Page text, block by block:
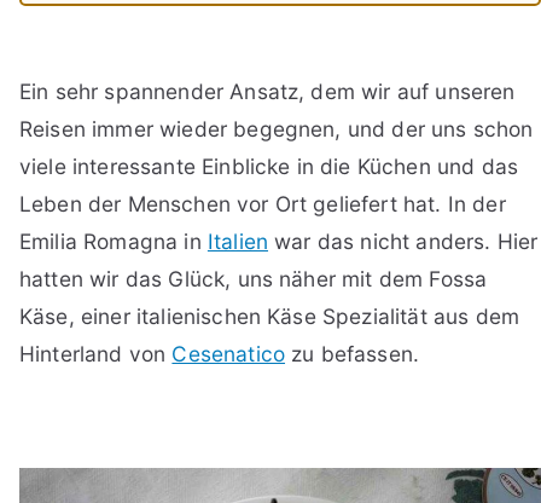
Ein sehr spannender Ansatz, dem wir auf unseren
Reisen immer wieder begegnen, und der uns schon
viele interessante Einblicke in die Küchen und das
Leben der Menschen vor Ort geliefert hat. In der
Emilia Romagna in Italien war das nicht anders. Hier
hatten wir das Glück, uns näher mit dem Fossa
Käse, einer italienischen Käse Spezialität aus dem
Hinterland von Cesenatico zu befassen.